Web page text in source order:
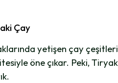
Çay
yetişen çay
öne çıkar. Peki,